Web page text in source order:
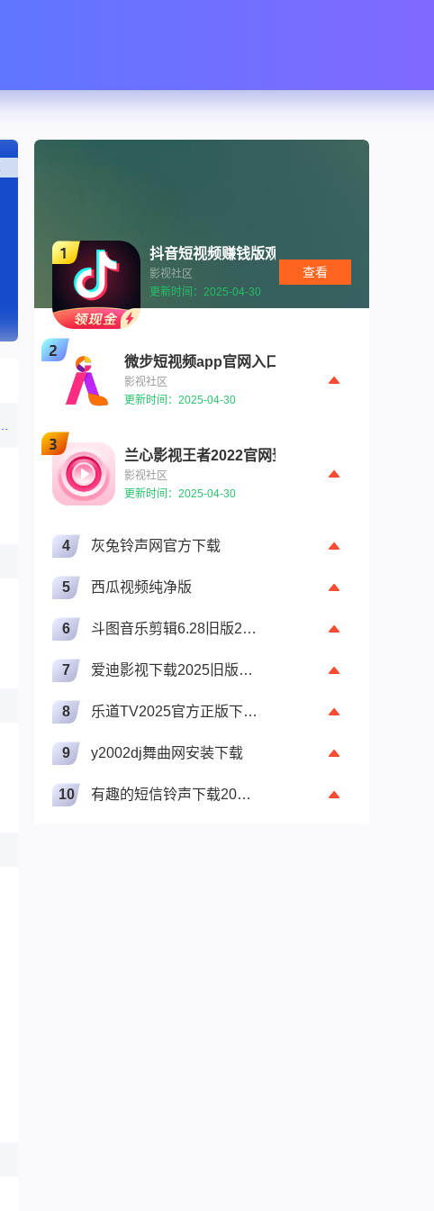
抖音短视频赚钱版观看大全
影视社区
更新时间：2025-04-30
查看
微步短视频app官网入口下载
影视社区
更新时间：2025-04-30
兰心影视王者2022官网登录
影视社区
更新时间：2025-04-30
4 灰兔铃声网官方下载
5 西瓜视频纯净版
6 斗图音乐剪辑6.28旧版2017老版本下载
7 爱迪影视下载2025旧版下载
8 乐道TV2025官方正版下载安装
9 y2002dj舞曲网安装下载
10 有趣的短信铃声下载2021旧版下载